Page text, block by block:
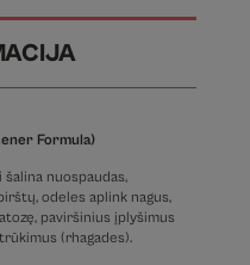
Formula)
nuospaudas,
odeles aplink nagus,
paviršinius įplyšimus
(rhagades).